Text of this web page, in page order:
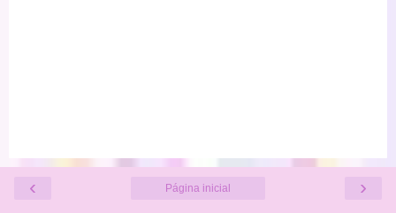
‹ ›
Página inicial